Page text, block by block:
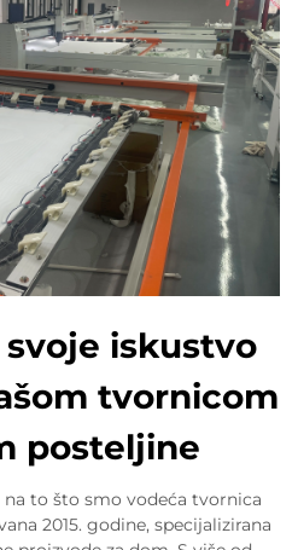
iskustvo
tvornicom
posteljine
to što smo vodeća tvornica
2015. godine, specijalizirana